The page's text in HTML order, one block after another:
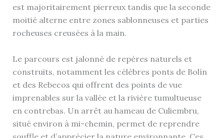
est majoritairement pierreux tandis que la seconde
moitié alterne entre zones sablonneuses et parties
rocheuses creusées à la main.
Le parcours est jalonné de repères naturels et
construits, notamment les célèbres ponts de Bolín
et des Rebecos qui offrent des points de vue
imprenables sur la vallée et la rivière tumultueuse
en contrebas. Un arrêt au hameau de Culiembru,
situé environ à mi-chemin, permet de reprendre